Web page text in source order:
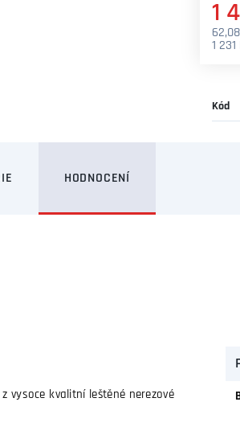
1
1 231
Kód
HODNOCENÍ
vysoce kvalitní leštěné nerezové